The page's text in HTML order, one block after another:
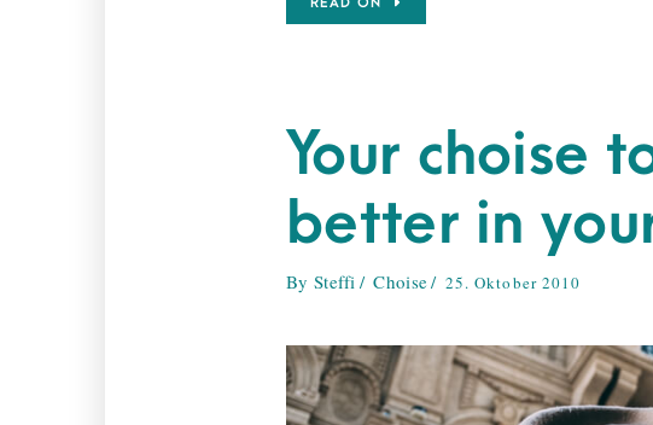
Your choise
better in
By Steffi Choise 25. Oktober 2010